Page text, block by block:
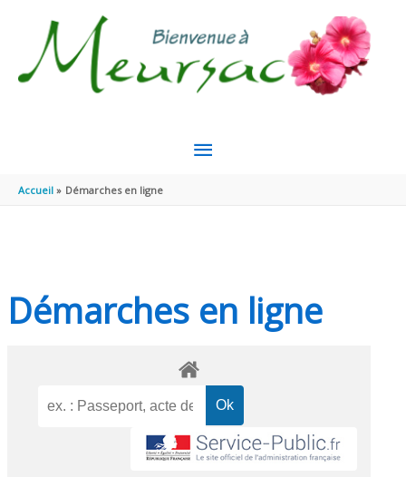
MENU
Accueil Démarches en ligne
Démarches en ligne